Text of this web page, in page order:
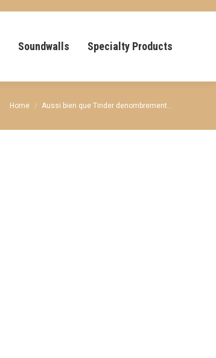
Soundwalls Specialty Products
You are here:
Home Aussi bien que Tinder denombrement…